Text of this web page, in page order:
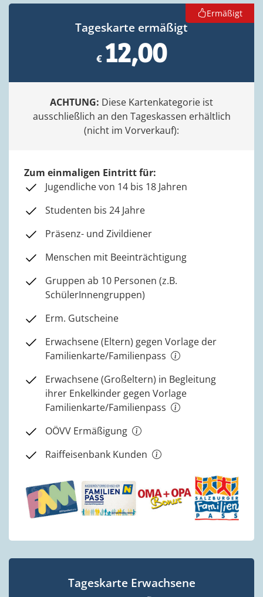
Tageskarte ermäßigt
12,00
Ermäßigt
ACHTUNG: Diese Kartenkategorie ist
ausschließlich an den Tageskassen erhältlich
(nicht im Vorverkauf):
Zum einmaligen Eintritt für:
Jugendliche von 14 bis 18 Jahren
Studenten bis 24 Jahre
Präsenz- und Zivildiener
Menschen mit Beeinträchtigung
Gruppen ab 10 Personen (z.B.
SchülerInnengruppen)
Erm. Gutscheine
Erwachsene (Eltern) gegen Vorlage der
Familienkarte/Familienpass
Erwachsene (Großeltern) in Begleitung
ihrer Enkelkinder gegen Vorlage
Familienkarte/Familienpass
OÖVV Ermäßigung
Raiffeisenbank Kunden
Tageskarte Erwachsene